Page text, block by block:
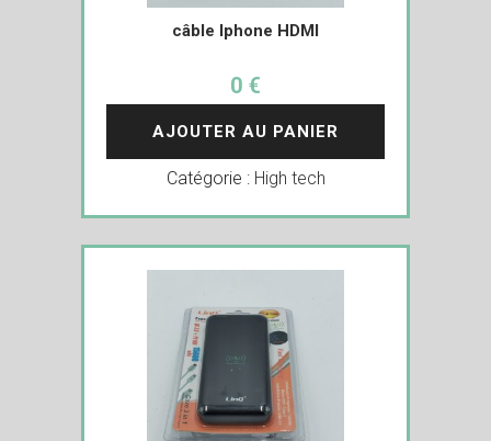
câble Iphone HDMI
0 €
AJOUTER AU PANIER
Catégorie : High tech